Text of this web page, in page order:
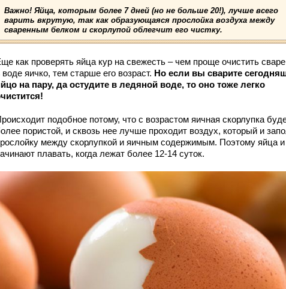
Важно! Яйца, которым более 7 дней (но не больше 20!), лучше всего
варить вкрутую, так как образующаяся прослойка воздуха между
сваренным белком и скорлупой облегчит его чистку.
как проверять яйца кур на свежесть – чем проще очистить
воде яичко, тем старше его возраст. Но если вы сварите
на пару, да остудите в ледяной воде, то оно тоже легко
подобное потому, что с возрастом яичная скорлупка
пористой, и сквозь нее лучше проходит воздух, который и
между скорлупкой и яичным содержимым. Поэтому яйца и
плавать, когда лежат более 12-14 суток.